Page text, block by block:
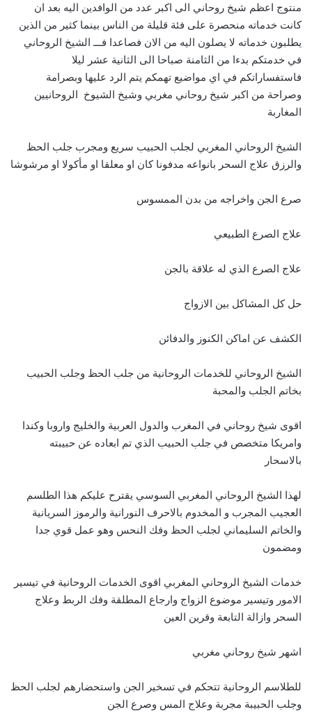
منتوج اعظم شيخ روحاني الى اكبر عدد من الوافدين اليه بعد ان
كانت خدماته منحصرة على فئة قليلة من الناس بينما كثير من الذين
يطلبون خدماته لا يصلون اليه من الان فصاعدا فـــ الشيخ الروحاني
في خدمتكم بدءا من الثامنة صباحا الى الثانية عشر ليلا
فاستفساراتكم في اي مواضيع تهمكم يتم الرد عليها وبصرامة
وصراحة من اكبر شيخ روحاني مغربي وشيخ الشيوخ الروحانيين
المغاربة
الشيخ الروحاني المغربي لجلب الحبيب سريع ومجرب جلب الحظ
والرزق علاج السحر بانواعه مدفونا كان او معلقا او مأكولا او مرشوشا
صرع الجن واخراجه من بدن الممسوس
علاج الصرع الطبيعي
علاج الصرع الذي له علاقة بالجن
حل كل المشاكل بين الازواج
الكشف عن اماكن الكنوز والدفائن
الشيخ الروحاني للخدمات الروحانية من جلب الحظ وجلب الحبيب
بخاتم الجلب والمحبة
اقوى شيخ روحاني في المغرب والدول العربية والخليج واروبا وكندا
وامريكا متخصص في جلب الحبيب الذي تم ابعاده عن حبيبته
بالاسحار
لهذا الشيخ الروحاني المغربي السوسي يقترح عليكم هذا الطلسم
العجيب المجرب و المخدوم بالاحرف النورانية والرموز السريانية
والخاتم السليماني لجلب الحظ وفك النحس وهو عمل قوي جدا
ومضمون
خدمات الشيخ الروحاني المغربي اقوى الخدمات الروحانية في تيسير
الامور وتيسير موضوع الزواج وارجاع المطلقة وفك الربط وعلاج
السحر وازالة التابعة وقرين العين
اشهر شيخ روحاني مغربي
للطلاسم الروحانية تتحكم في تسخير الجن واستحضارهم لجلب الحظ
وجلب الحبيبة مجربة وعلاج المس وصرع الجن